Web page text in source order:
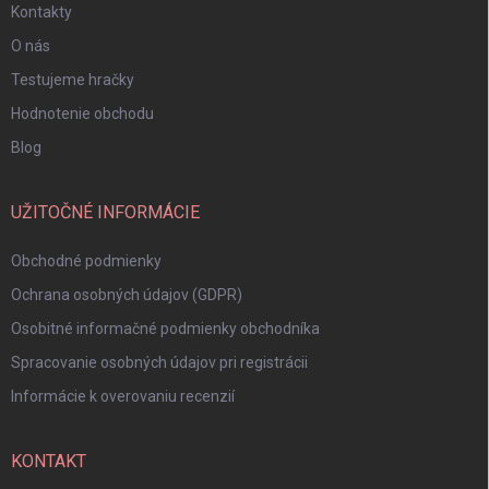
Kontakty
O nás
Testujeme hračky
Hodnotenie obchodu
Blog
UŽITOČNÉ INFORMÁCIE
Obchodné podmienky
Ochrana osobných údajov (GDPR)
Osobitné informačné podmienky obchodníka
Spracovanie osobných údajov pri registrácii
Informácie k overovaniu recenzií
KONTAKT